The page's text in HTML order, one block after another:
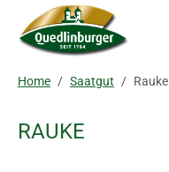
Skip to main navigation
Zum Hauptinhalt springen
Skip to page footer
Home Saatgut Rauke
RAUKE